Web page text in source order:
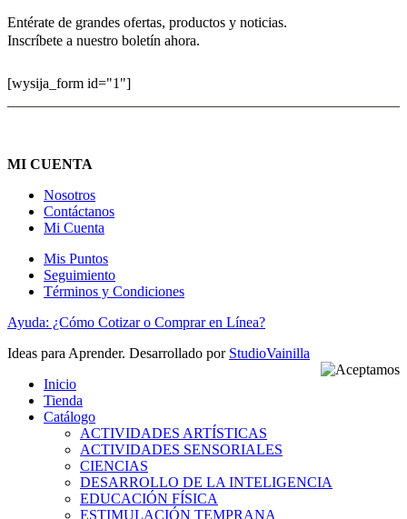
Entérate de grandes ofertas, productos y noticias.
Inscríbete a nuestro boletín ahora.
[wysija_form id="1"]
MI CUENTA
Nosotros
Contáctanos
Mi Cuenta
Mis Puntos
Seguimiento
Términos y Condiciones
Ayuda: ¿Cómo Cotizar o Comprar en Línea?
Ideas para Aprender. Desarrollado por StudioVainilla
Inicio
Tienda
Catálogo
ACTIVIDADES ARTÍSTICAS
ACTIVIDADES SENSORIALES
CIENCIAS
DESARROLLO DE LA INTELIGENCIA
EDUCACIÓN FÍSICA
ESTIMULACIÓN TEMPRANA